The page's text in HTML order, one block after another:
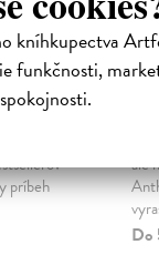
kníhkupectva
funkčnosti,
príbeh
ale
Do